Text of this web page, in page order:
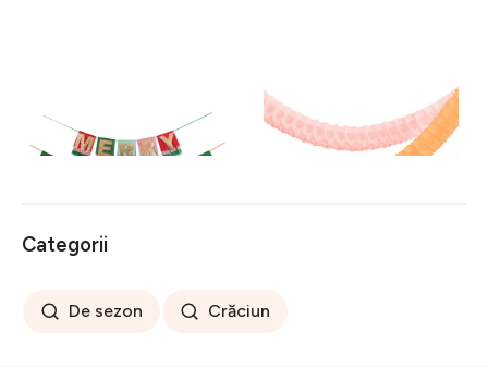
116 lei
Meri Meri
108 lei
Categorii
De sezon Crăciun